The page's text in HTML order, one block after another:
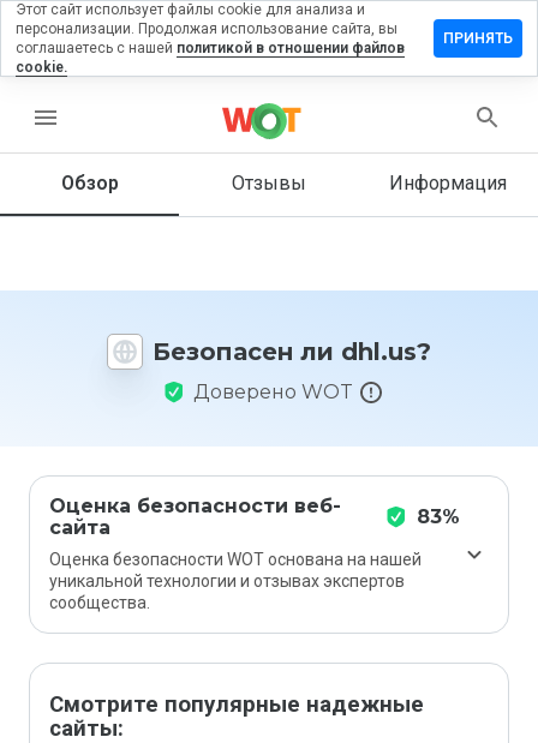
menu
Обзор Отзывы Информация
Безопасен ли dhl.us?
Доверено WOT
Оценка безопасности веб-
сайта
83%
Оценка безопасности WOT основана на нашей
уникальной технологии и отзывах экспертов
сообщества.
Смотрите популярные надежные
сайты:
на
Как бы
этот
Этот сайт использует файлы cookie для анализа и
персонализации. Продолжая использование сайта, вы
соглашаетесь с нашей политикой в отношении файлов
cookie.
ПРИНЯТЬ